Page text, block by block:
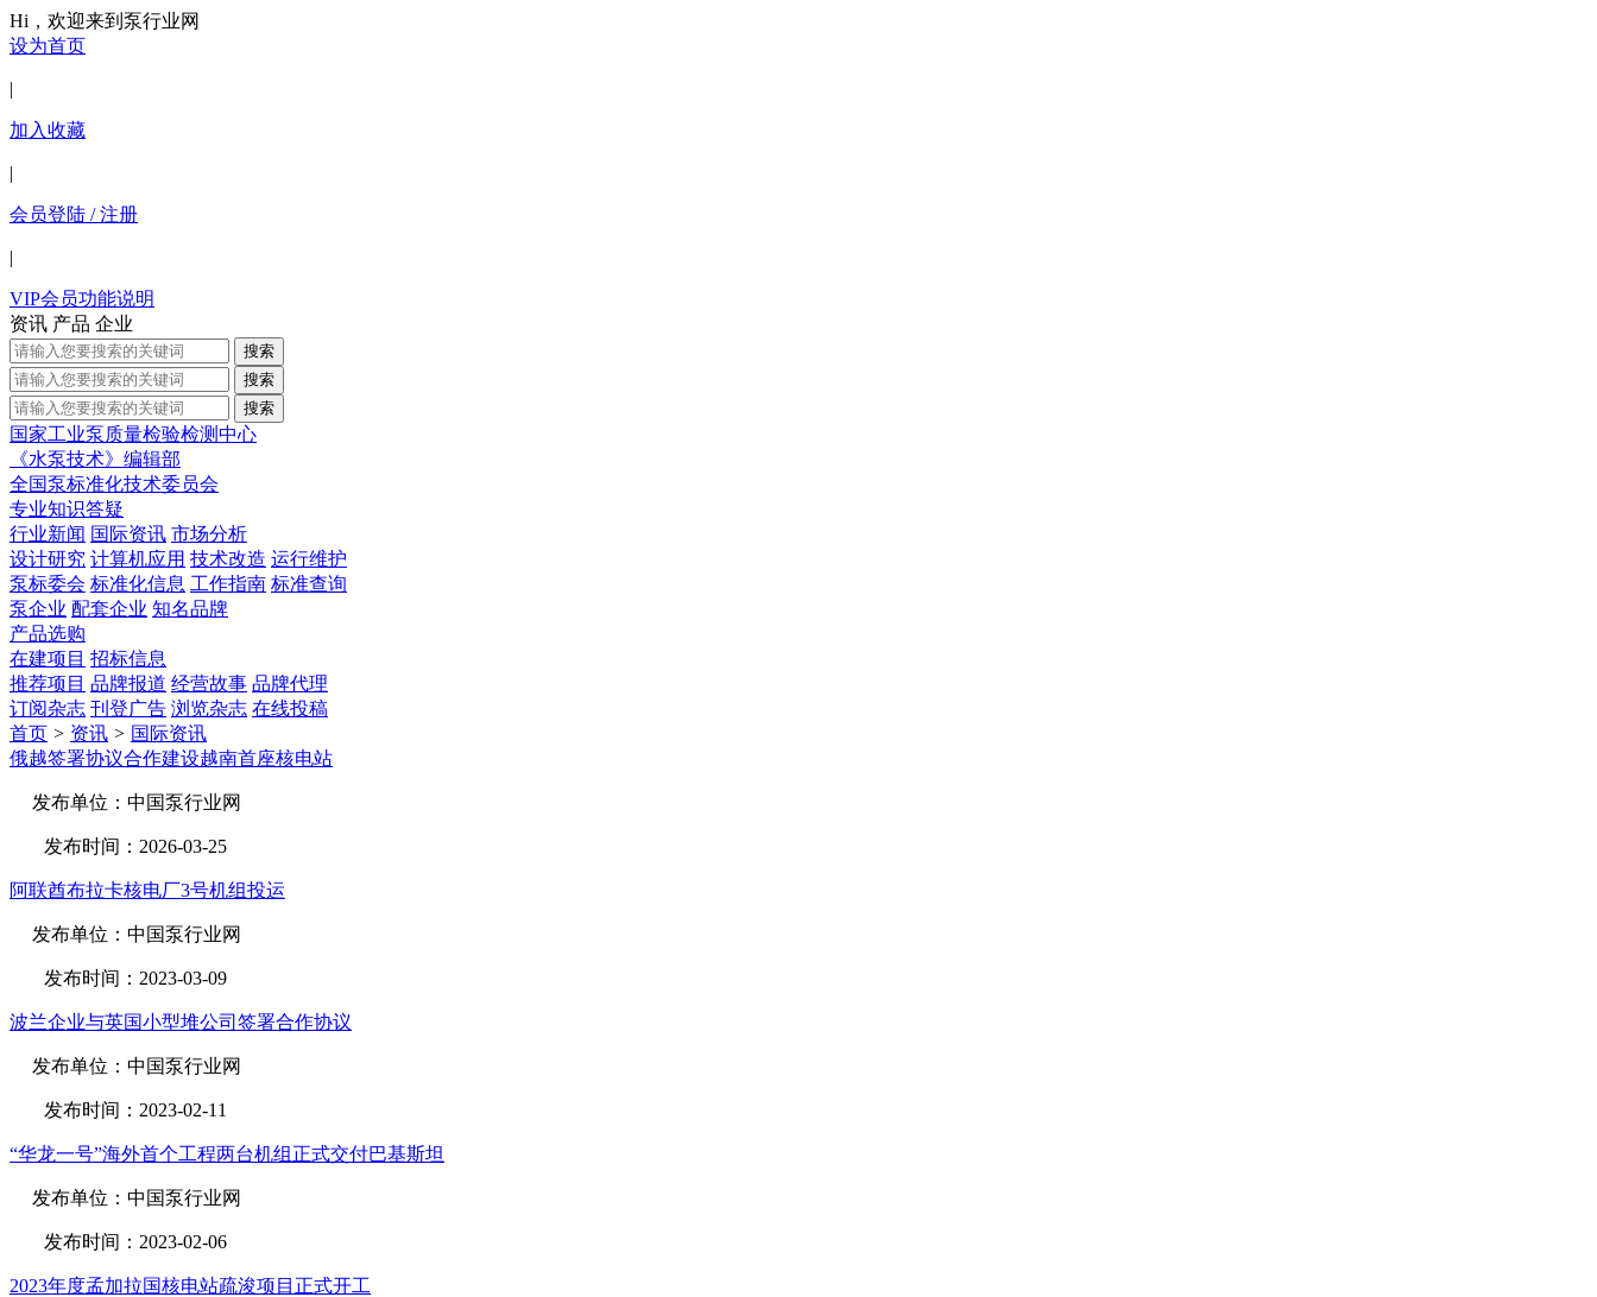
Hi，欢迎来到泵行业网
设为首页
|
加入收藏
|
会员登陆 / 注册
|
VIP会员功能说明
资讯 产品 企业
搜索
搜索
搜索
国家工业泵质量检验检测中心
《水泵技术》编辑部
全国泵标准化技术委员会
专业知识答疑
行业新闻 国际资讯 市场分析
设计研究 计算机应用 技术改造 运行维护
泵标委会 标准化信息 工作指南 标准查询
泵企业 配套企业 知名品牌
产品选购
在建项目 招标信息
推荐项目 品牌报道 经营故事 品牌代理
订阅杂志 刊登广告 浏览杂志 在线投稿
首页 > 资讯 > 国际资讯
俄越签署协议合作建设越南首座核电站
发布单位：中国泵行业网
发布时间：2026-03-25
阿联酋布拉卡核电厂3号机组投运
发布单位：中国泵行业网
发布时间：2023-03-09
波兰企业与英国小型堆公司签署合作协议
发布单位：中国泵行业网
发布时间：2023-02-11
“华龙一号”海外首个工程两台机组正式交付巴基斯坦
发布单位：中国泵行业网
发布时间：2023-02-06
2023年度孟加拉国核电站疏浚项目正式开工